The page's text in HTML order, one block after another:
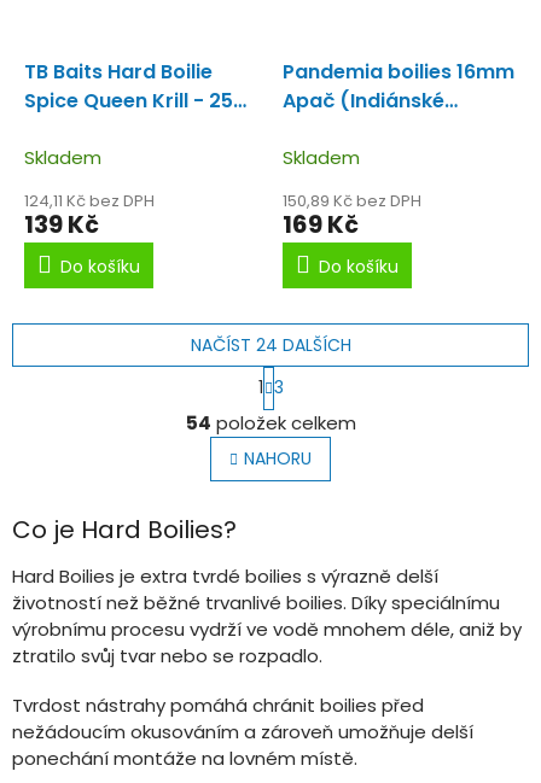
TB Baits Hard Boilie
Spice Queen Krill - 250
Skladem
124,11 Kč bez DPH
139 Kč
Do košíku
Pandemia boilies 16mm
Apač (Indiánské
Skladem
150,89 Kč bez DPH
169 Kč
Do košíku
O
v
l
á
í
p
r
v
k
v
ý
p
NAČÍST 24 DALŠÍCH
S
t
r
á
n
k
í
1 3
54 položek celkem
NAHORU
Co je Hard Boilies?
Hard Boilies je extra tvrdé boilies s výrazně delší
životností než běžné trvanlivé boilies. Díky speciálnímu
výrobnímu procesu vydrží ve vodě mnohem déle, aniž by
ztratilo svůj tvar nebo se rozpadlo.
Tvrdost nástrahy pomáhá chránit boilies před
nežádoucím okusováním a zároveň umožňuje delší
ponechání montáže na lovném místě.